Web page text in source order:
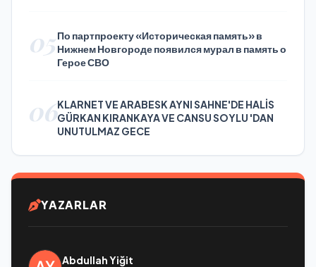
05По партпроекту «Историческая память» в
Нижнем Новгороде появился мурал в память о
Герое СВО
06KLARNET VE ARABESK AYNI SAHNE'DE HALİS
GÜRKAN KIRANKAYA VE CANSU SOYLU 'DAN
UNUTULMAZ GECE
YAZARLAR
Abdullah Yiğit